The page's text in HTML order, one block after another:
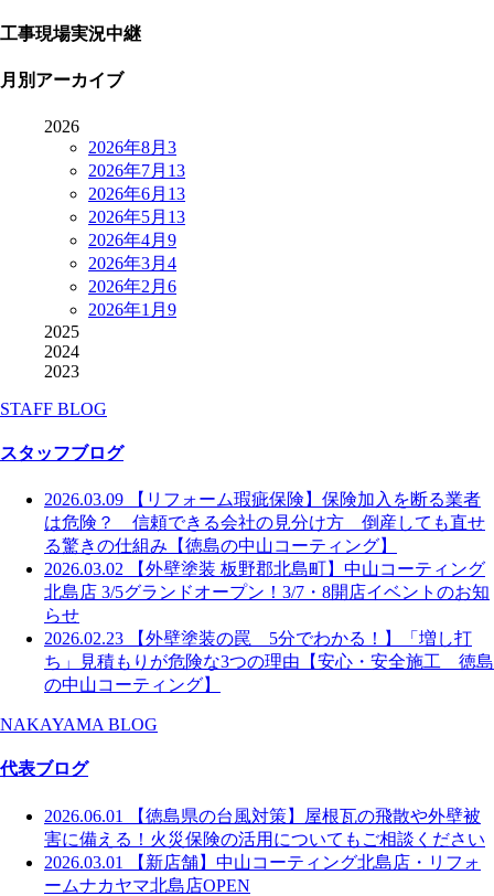
工事現場実況中継
月別アーカイブ
2026
2026年8月 3
2026年7月 13
2026年6月 13
2026年5月 13
2026年4月 9
2026年3月 4
2026年2月 6
2026年1月 9
2025
2024
2023
STAFF BLOG
スタッフブログ
2026.03.09
【リフォーム瑕疵保険】保険加入を断る業者
は危険？ 信頼できる会社の見分け方 倒産しても直せ
る驚きの仕組み【徳島の中山コーティング】
2026.03.02
【外壁塗装 板野郡北島町】中山コーティング
北島店 3/5グランドオープン！3/7・8開店イベントのお知
らせ
2026.02.23
【外壁塗装の罠 5分でわかる！】「増し打
ち」見積もりが危険な3つの理由【安心・安全施工 徳島
の中山コーティング】
NAKAYAMA BLOG
代表ブログ
2026.06.01
【徳島県の台風対策】屋根瓦の飛散や外壁被
害に備える！火災保険の活用についてもご相談ください
2026.03.01
【新店舗】中山コーティング北島店・リフォ
ームナカヤマ北島店OPEN